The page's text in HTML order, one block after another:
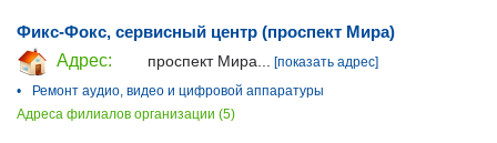
Фикс-Фокс, сервисный центр (проспект Мира)
Адрес:
проспект Мира...
[показать адрес]
•
Ремонт аудио, видео и цифровой аппаратуры
Адреса филиалов организации (5)